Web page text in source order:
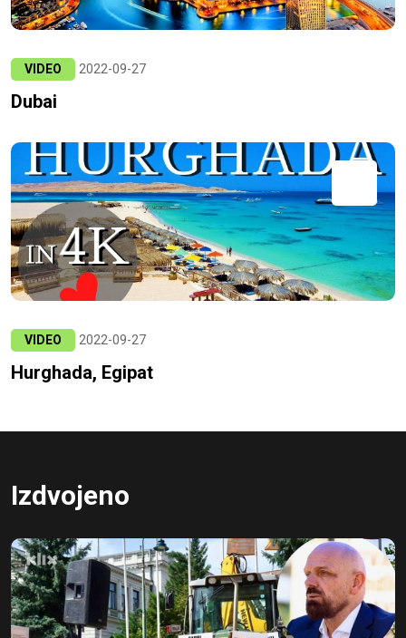
VIDEO 2022-09-27
Dubai
VIDEO 2022-09-27
Hurghada, Egipat
Izdvojeno